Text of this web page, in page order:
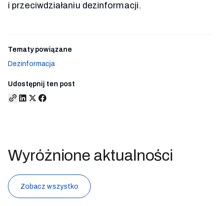
i przeciwdziałaniu dezinformacji.
Tematy powiązane
Dezinformacja
Udostępnij ten post
Wyróżnione aktualności
Zobacz wszystko